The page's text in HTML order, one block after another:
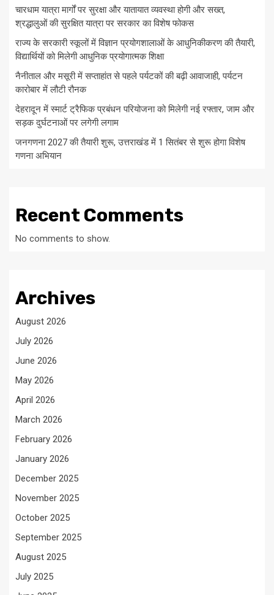
चारधाम यात्रा मार्गों पर सुरक्षा और यातायात व्यवस्था होगी और सख्त,
श्रद्धालुओं की सुरक्षित यात्रा पर सरकार का विशेष फोकस
राज्य के सरकारी स्कूलों में विज्ञान प्रयोगशालाओं के आधुनिकीकरण की तैयारी,
विद्यार्थियों को मिलेगी आधुनिक प्रयोगात्मक शिक्षा
नैनीताल और मसूरी में सप्ताहांत से पहले पर्यटकों की बढ़ी आवाजाही, पर्यटन
कारोबार में लौटी रौनक
देहरादून में स्मार्ट ट्रैफिक प्रबंधन परियोजना को मिलेगी नई रफ्तार, जाम और
सड़क दुर्घटनाओं पर लगेगी लगाम
जनगणना 2027 की तैयारी शुरू, उत्तराखंड में 1 सितंबर से शुरू होगा विशेष
गणना अभियान
Recent Comments
No comments to show.
Archives
August 2026
July 2026
June 2026
May 2026
April 2026
March 2026
February 2026
January 2026
December 2025
November 2025
October 2025
September 2025
August 2025
July 2025